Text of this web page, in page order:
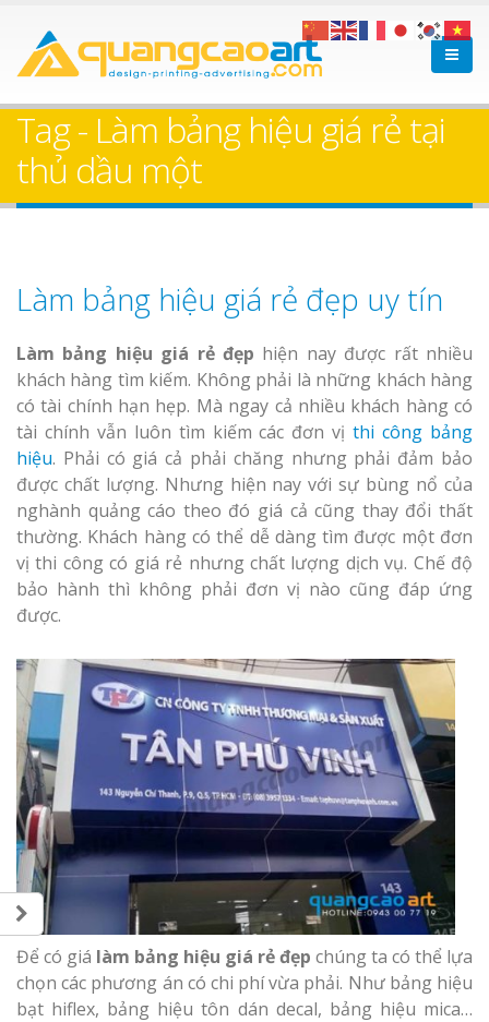
Tag - Làm bảng hiệu giá rẻ tại
thủ dầu một
Làm bảng hiệu giá rẻ đẹp uy tín
Làm bảng hiệu giá rẻ đẹp hiện nay được rất nhiều
khách hàng tìm kiếm. Không phải là những khách hàng
có tài chính hạn hẹp. Mà ngay cả nhiều khách hàng có
tài chính vẫn luôn tìm kiếm các đơn vịthi công bảng
hiệu. Phải có giá cả phải chăng nhưng phải đảm bảo
được chất lượng. Nhưng hiện nay với sự bùng nổ của
nghành quảng cáo theo đó giá cả cũng thay đổi thất
thường. Khách hàng có thể dễ dàng tìm được một đơn
vị thi công có giá rẻ nhưng chất lượng dịch vụ. Chế độ
bảo hành thì không phải đơn vị nào cũng đáp ứng
được.
Để có giá làm bảng hiệu giá rẻ đẹp chúng ta có thể lựa
chọn các phương án có chi phí vừa phải. Như bảng hiệu
bạt hiflex, bảng hiệu tôn dán decal, bảng hiệu mica…